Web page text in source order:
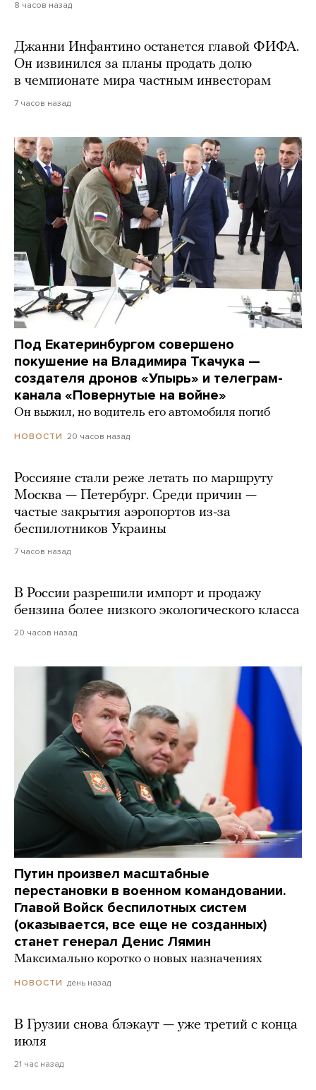
8 часов назад
Джанни Инфантино останется главой ФИФА.
Он извинился за планы продать долю
в чемпионате мира частным инвесторам
7 часов назад
Под Екатеринбургом совершено
покушение на Владимира Ткачука —
создателя дронов «Упырь» и телеграм-
канала «Повернутые на войне»
Он выжил, но водитель его автомобиля погиб
НОВОСТИ 20 часов назад
Россияне стали реже летать по маршруту
Москва — Петербург. Среди причин —
частые закрытия аэропортов из-за
беспилотников Украины
7 часов назад
В России разрешили импорт и продажу
бензина более низкого экологического класса
20 часов назад
Путин произвел масштабные
перестановки в военном командовании.
Главой Войск беспилотных систем
(оказывается, все еще не созданных)
станет генерал Денис Лямин
Максимально коротко о новых назначениях
НОВОСТИ день назад
В Грузии снова блэкаут — уже третий с конца
июля
21 час назад